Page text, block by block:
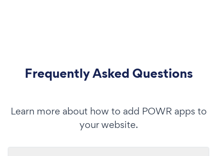
Frequently Asked Questions
Learn more about how to add POWR apps to
your website.